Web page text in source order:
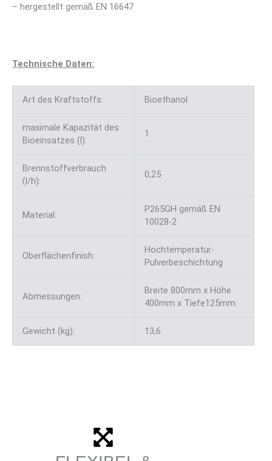
– hergestellt gemäß EN 16647
Technische Daten:
Art des Kraftstoffs: Bioethanol
maximale Kapazität des
Bioeinsatzes (l):
1
Brennstoffverbrauch
(l/h):
0,25
Material:
P265GH gemäß EN
10028-2
Oberflächenfinish:
Hochtemperatur-
Pulverbeschichtung
Abmessungen:
Breite 800mm x Höhe
400mm x Tiefe125mm
Gewicht (kg): 13,6